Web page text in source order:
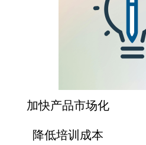
加快产品市场化
降低培训成本